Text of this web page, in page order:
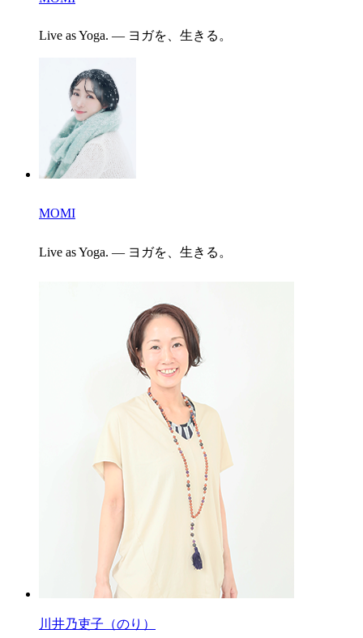
Live as Yoga. ― ヨガを、生きる。
MOMI
Live as Yoga. ― ヨガを、生きる。
川井乃吏子（のり）